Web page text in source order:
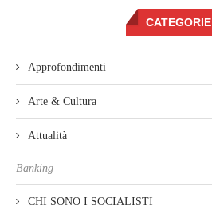
CATEGORIE
Approfondimenti
Arte & Cultura
Attualità
Banking
CHI SONO I SOCIALISTI